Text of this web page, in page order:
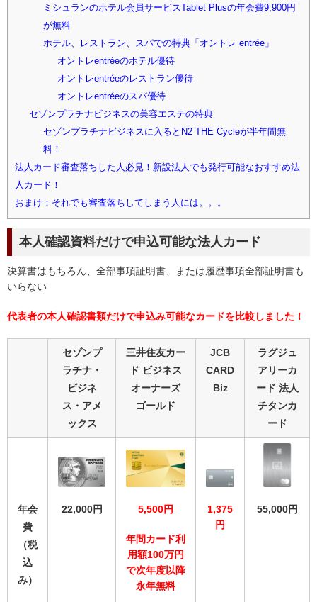
ミシュランのホテル会員サービスTablet Plusの年会費9,900円
が無料
ホテル、レストラン、スパでの特典「オントレ entrée」
オントレentréeのホテル優待
オントレentréeのレストラン優待
オントレentréeのスパ優待
セゾンプラチナビジネスの美容エステの特典
セゾンプラチナビジネスに入るとN2 THE Cycleが半年間無
料！
法人カード審査落ちした人必見！新設法人でも発行可能なおすすめ法
人カード！
おまけ：それでも審査落ちしてしまう人には。。。
本人確認資料だけで申込可能な法人カード
決算書はもちろん、全部事項証明書、または履歴事項全部証明書も
いらない
代表者の本人確認書類だけで申込み可能なカードを比較しました！
セゾンプ
ラチナ・
ビジネ
ス・アメ
ックス
三井住友カー
ド ビジネス
オーナーズ
ゴールド
JCB
CARD
Biz
ラグジュ
アリーカ
ード 法人
チタンカ
ード
年会
費
（税
込
み）
22,000円 5,500円
年間カード利
用額100万円
で次年度以降
永年無料
1,375
円
55,000円